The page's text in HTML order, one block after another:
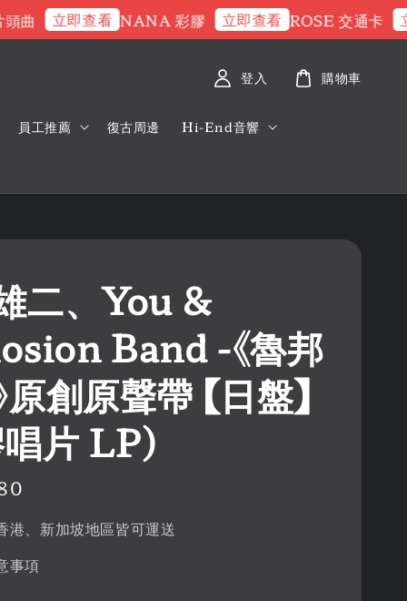
立即查看 NANA 彩膠 立即查看 ROSE 交通卡 立
員工推薦 復古周邊 Hi-End音響
登入 購物車
二、You &
Band -《魯邦
原創原聲帶 【日盤】
片 LP)
港、新加坡地區皆可運送
事項